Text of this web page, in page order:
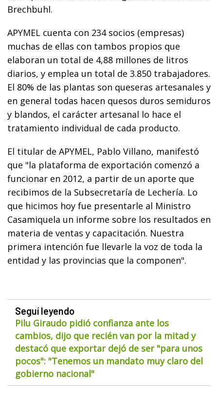
Brechbuhl.
APYMEL cuenta con 234 socios (empresas)
muchas de ellas con tambos propios que
elaboran un total de 4,88 millones de litros
diarios, y emplea un total de 3.850 trabajadores.
El 80% de las plantas son queseras artesanales y
en general todas hacen quesos duros semiduros
y blandos, el carácter artesanal lo hace el
tratamiento individual de cada producto.
El titular de APYMEL, Pablo Villano, manifestó
que "la plataforma de exportación comenzó a
funcionar en 2012, a partir de un aporte que
recibimos de la Subsecretaría de Lechería. Lo
que hicimos hoy fue presentarle al Ministro
Casamiquela un informe sobre los resultados en
materia de ventas y capacitación. Nuestra
primera intención fue llevarle la voz de toda la
entidad y las provincias que la componen".
Seguí leyendo
Pilu Giraudo pidió confianza ante los
cambios, dijo que recién van por la mitad y
destacó que exportar dejó de ser "para unos
pocos": "Tenemos un mandato muy claro del
gobierno nacional"